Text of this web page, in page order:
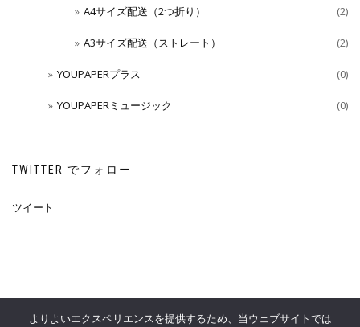
A4サイズ配送（2つ折り） (2)
A3サイズ配送（ストレート） (2)
YOUPAPERプラス (0)
YOUPAPERミュージック (0)
TWITTER でフォロー
ツイート
よりよいエクスペリエンスを提供するため、当ウェブサイトでは